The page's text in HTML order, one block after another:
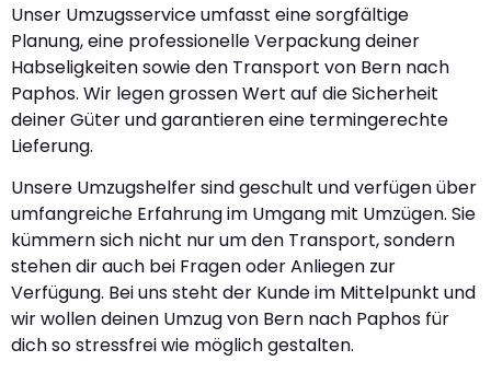
Unser Umzugsservice umfasst eine sorgfältige
Planung, eine professionelle Verpackung deiner
Habseligkeiten sowie den Transport von Bern nach
Paphos. Wir legen grossen Wert auf die Sicherheit
deiner Güter und garantieren eine termingerechte
Lieferung.
Unsere Umzugshelfer sind geschult und verfügen über
umfangreiche Erfahrung im Umgang mit Umzügen. Sie
kümmern sich nicht nur um den Transport, sondern
stehen dir auch bei Fragen oder Anliegen zur
Verfügung. Bei uns steht der Kunde im Mittelpunkt und
wir wollen deinen Umzug von Bern nach Paphos für
dich so stressfrei wie möglich gestalten.